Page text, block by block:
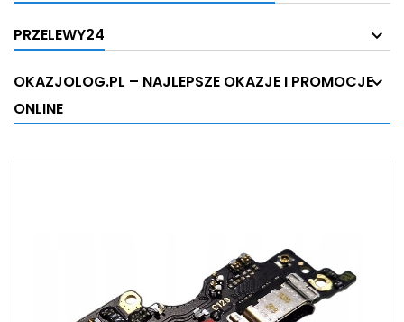
PRZELEWY24
OKAZJOLOG.PL – NAJLEPSZE OKAZJE I PROMOCJE
ONLINE